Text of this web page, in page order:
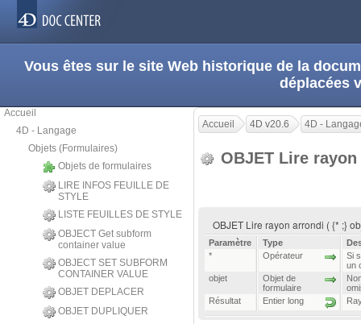
Vous êtes sur le site Web historique de la
déplacées
Accueil
4D - Langage
Objets (Formulaires)
Objets de formulaires
LIRE INFOS FEUILLE DE
STYLE
LISTE FEUILLES DE STYLE
OBJECT Get subform
container value
OBJECT SET SUBFORM
CONTAINER VALUE
OBJET DEPLACER
OBJET DUPLIQUER
Accueil 4D v20.6 4D -
OBJET Lire
OBJET Lire rayon arrondi ( {* ;}
Paramètre Type
*
Opérateur
Si
un
objet
Objet de
formulaire
Résultat
Entier long